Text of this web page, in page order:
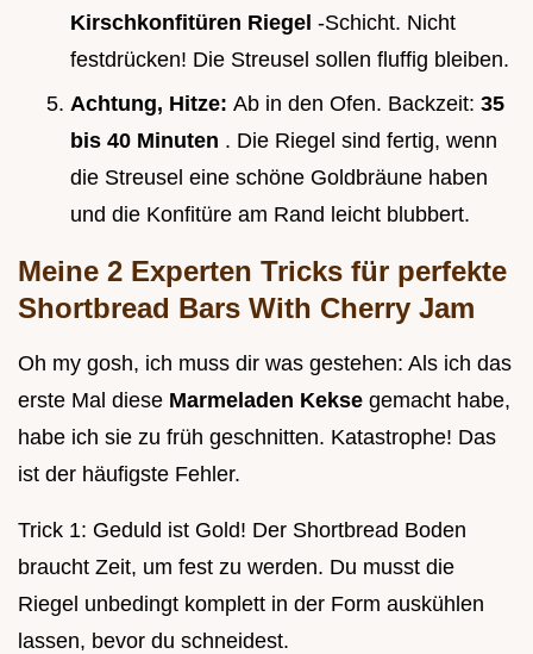
Kirschkonfitüren Riegel -Schicht. Nicht
festdrücken! Die Streusel sollen fluffig bleiben.
Achtung, Hitze: Ab in den Ofen. Backzeit: 35
bis 40 Minuten . Die Riegel sind fertig, wenn
die Streusel eine schöne Goldbräune haben
und die Konfitüre am Rand leicht blubbert.
Meine 2 Experten Tricks für perfekte
Shortbread Bars With Cherry Jam
Oh my gosh, ich muss dir was gestehen: Als ich das
erste Mal diese Marmeladen Kekse gemacht habe,
habe ich sie zu früh geschnitten. Katastrophe! Das
ist der häufigste Fehler.
Trick 1: Geduld ist Gold! Der Shortbread Boden
braucht Zeit, um fest zu werden. Du musst die
Riegel unbedingt komplett in der Form auskühlen
lassen, bevor du schneidest.